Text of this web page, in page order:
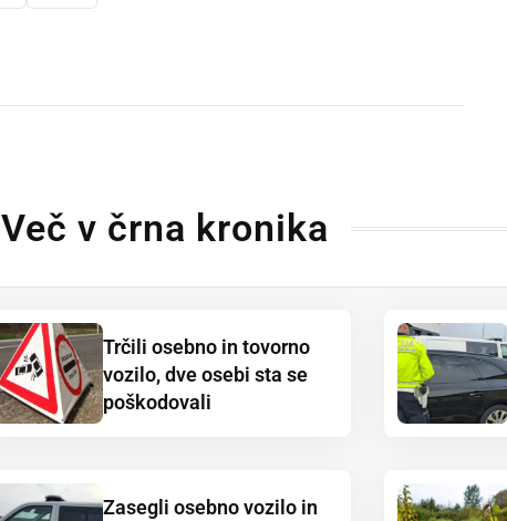
Več v črna kronika
Trčili osebno in tovorno
vozilo, dve osebi sta se
poškodovali
Zasegli osebno vozilo in